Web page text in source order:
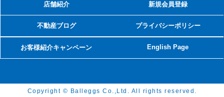
店舗紹介
不動産ブログ
お客様紹介キャンペーン
新規会員登録
プライバシーポリシー
English Page
Copyright © Balleggs Co.,Ltd. All rights reserved.